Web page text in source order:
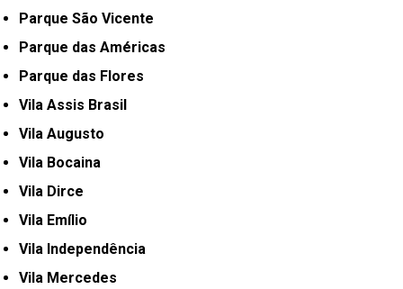
Parque São Vicente
Parque das Américas
Parque das Flores
Vila Assis Brasil
Vila Augusto
Vila Bocaina
Vila Dirce
Vila Emílio
Vila Independência
Vila Mercedes